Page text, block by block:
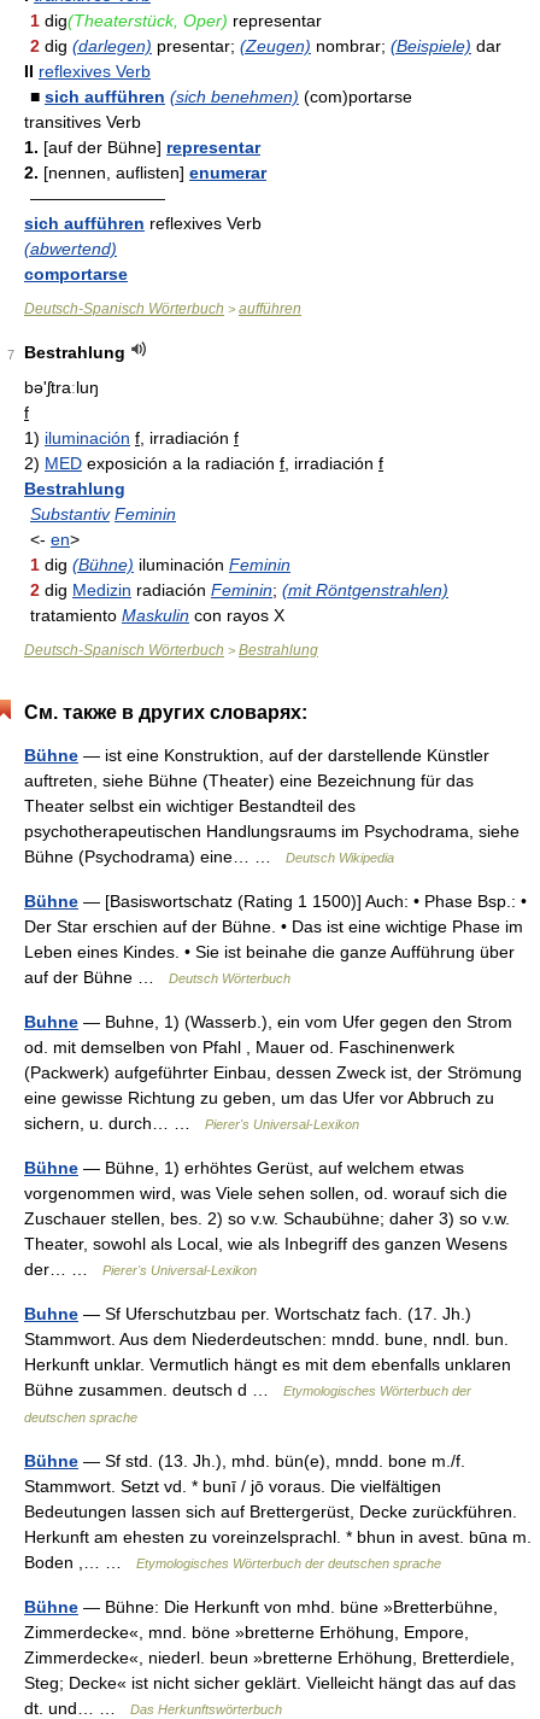
1 dig(Theaterstück, Oper) representar
2 dig (darlegen) presentar; (Zeugen) nombrar; (Beispiele) dar
II reflexives Verb
■ sich aufführen (sich benehmen) (com)portarse
transitives Verb
1. [auf der Bühne] representar
2. [nennen, auflisten] enumerar
————————
sich aufführen reflexives Verb
(abwertend)
comportarse
Deutsch-Spanisch Wörterbuch > aufführen
7
Bestrahlung
bə'ʃtraːluŋ
f
1) iluminación f , irradiación f
2) MED exposición a la radiación f , irradiación f
Bestrahlung
Substantiv Feminin
<- en>
1 dig (Bühne) iluminación Feminin
2 dig Medizin radiación Feminin; (mit Röntgenstrahlen)
tratamiento Maskulin con rayos X
Deutsch-Spanisch Wörterbuch > Bestrahlung
См. также в других словарях:
Bühne — ist eine Konstruktion, auf der darstellende Künstler
auftreten, siehe Bühne (Theater) eine Bezeichnung für das
Theater selbst ein wichtiger Bestandteil des
psychotherapeutischen Handlungsraums im Psychodrama, siehe
Bühne (Psychodrama) eine… …
Deutsch Wikipedia
Bühne — [Basiswortschatz (Rating 1 1500)] Auch: • Phase Bsp.: •
Der Star erschien auf der Bühne. • Das ist eine wichtige Phase im
Leben eines Kindes. • Sie ist beinahe die ganze Aufführung über
auf der Bühne …
Deutsch Wörterbuch
Buhne — Buhne, 1) (Wasserb.), ein vom Ufer gegen den Strom
od. mit demselben von Pfahl , Mauer od. Faschinenwerk
(Packwerk) aufgeführter Einbau, dessen Zweck ist, der Strömung
eine gewisse Richtung zu geben, um das Ufer vor Abbruch zu
sichern, u. durch… …
Pierer's Universal-Lexikon
Bühne — Bühne, 1) erhöhtes Gerüst, auf welchem etwas
vorgenommen wird, was Viele sehen sollen, od. worauf sich die
Zuschauer stellen, bes. 2) so v.w. Schaubühne; daher 3) so v.w.
Theater, sowohl als Local, wie als Inbegriff des ganzen Wesens
der… …
Pierer's Universal-Lexikon
Buhne — Sf Uferschutzbau per. Wortschatz fach. (17. Jh.)
Stammwort. Aus dem Niederdeutschen: mndd. bune, nndl. bun.
Herkunft unklar. Vermutlich hängt es mit dem ebenfalls unklaren
Bühne zusammen. deutsch d …
Etymologisches Wörterbuch der
deutschen sprache
Bühne — Sf std. (13. Jh.), mhd. bün(e), mndd. bone m./f.
Stammwort. Setzt vd. * bunī / jō voraus. Die vielfältigen
Bedeutungen lassen sich auf Brettergerüst, Decke zurückführen.
Herkunft am ehesten zu voreinzelsprachl. * bhun in avest. būna m.
Boden ,… …
Etymologisches Wörterbuch der deutschen sprache
Bühne — Bühne: Die Herkunft von mhd. büne »Bretterbühne,
Zimmerdecke«, mnd. böne »bretterne Erhöhung, Empore,
Zimmerdecke«, niederl. beun »bretterne Erhöhung, Bretterdiele,
Steg; Decke« ist nicht sicher geklärt. Vielleicht hängt das auf das
dt. und… …
Das Herkunftswörterbuch